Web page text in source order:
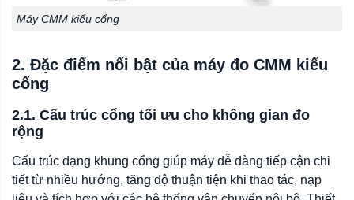
Máy CMM kiểu cổng
2. Đặc điểm nổi bật của máy đo CMM kiểu
cổng
2.1. Cấu trúc cổng tối ưu cho không gian đo
rộng
Cấu trúc dạng khung cổng giúp máy dễ dàng tiếp cận chi
tiết từ nhiều hướng, tăng độ thuận tiện khi thao tác, nạp